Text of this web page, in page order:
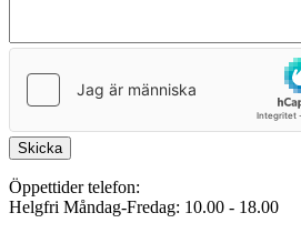
Skicka
Öppettider telefon:
Helgfri Måndag-Fredag: 10.00 - 18.00